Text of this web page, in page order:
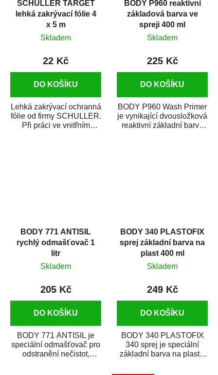
SCHULLER TARGET
lehká zakrývací fólie 4
x 5 m
Skladem
22 Kč
DO KOŠÍKU
Lehká zakrývací ochranná
fólie od firmy SCHULLER.
Při práci ve vnitřním
BODY P960 reaktivní
základová barva ve
spreji 400 ml
Skladem
225 Kč
DO KOŠÍKU
BODY P960 Wash Primer
je vynikající dvousložková
reaktivní základní barva
BODY 771 ANTISIL
rychlý odmašťovač 1
litr
Skladem
205 Kč
DO KOŠÍKU
BODY 771 ANTISIL je
speciální odmašťovač pro
odstranění nečistot,
BODY 340 PLASTOFIX
sprej základní barva na
plast 400 ml
Skladem
249 Kč
DO KOŠÍKU
BODY 340 PLASTOFIX
340 sprej je speciální
základní barva na plasty,
vrchních...